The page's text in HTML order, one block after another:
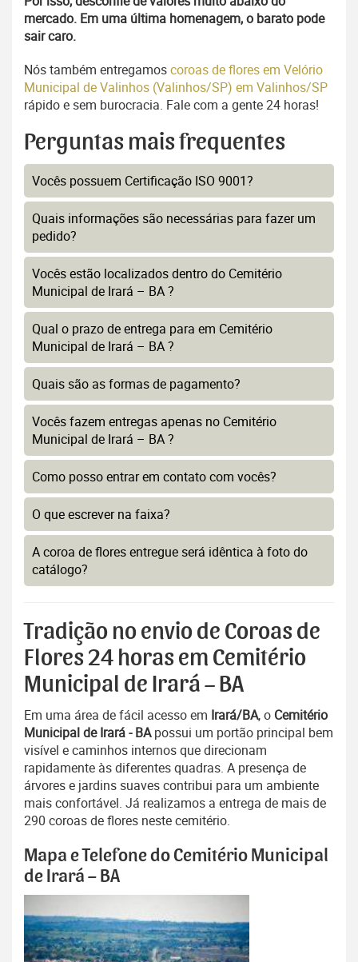
mercado. Em uma última homenagem, o barato pode
sair caro.
Nós também entregamoscoroas de flores em Velório
Municipal de Valinhos (Valinhos/SP) em Valinhos/SP
rápido e sem burocracia. Fale com a gente 24 horas!
Perguntas mais frequentes
Vocês possuem Certificação ISO 9001?
Quais informações são necessárias para fazer um
pedido?
Vocês estão localizados dentro do Cemitério
Municipal de Irará – BA ?
Qual o prazo de entrega para em Cemitério
Municipal de Irará – BA ?
Quais são as formas de pagamento?
Vocês fazem entregas apenas no Cemitério
Municipal de Irará – BA ?
Como posso entrar em contato com vocês?
O que escrever na faixa?
A coroa de flores entregue será idêntica à foto do
catálogo?
Tradição no envio de Coroas de
Flores 24 horas em Cemitério
Municipal de Irará – BA
Em uma área de fácil acesso em Irará/BA, o Cemitério
Municipal de Irará - BApossui um portão principal bem
visível e caminhos internos que direcionam
rapidamente às diferentes quadras. A presença de
árvores e jardins suaves contribui para um ambiente
mais confortável. Já realizamos a entrega de mais de
290 coroas de flores neste cemitério.
Mapa e Telefone do Cemitério Municipal
de Irará – BA